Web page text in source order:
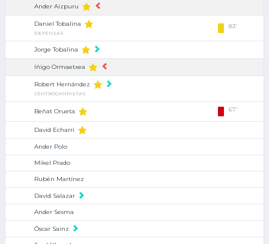
Ander Aizpuru
Daniel Tobalina
DEFENSAS
83'
Jorge Tobalina
Iñigo Ormaetxea
Robert Hernández
CENTROCAMPISTAS
Beñat Orueta 67'
David Echarri
Ander Polo
Mikel Prado
Rubén Martínez
David Salazar
Ander Sesma
Óscar Sainz